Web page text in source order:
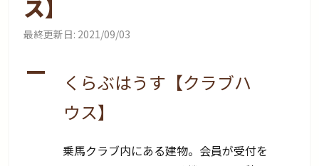
ス】
最終更新日: 2021/09/03
A
くらぶはうす【クラブハ
ウス】
乗馬クラブ内にある建物。会員が受付を